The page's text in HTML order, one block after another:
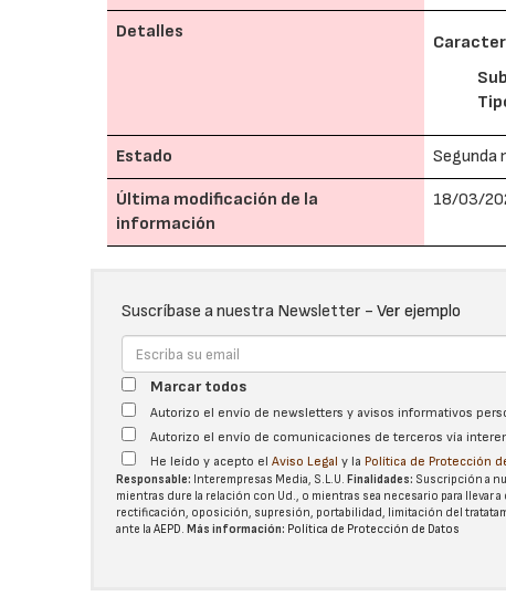
Detalles
Estado Segunda
Última modificación de la
información
18/03/
Suscríbase a nuestra Newsletter -Ver ejemplo
Marcar todos
Autorizo el envío de newsletters y avisos informativos
Autorizo el envío de comunicaciones de terceros vía
He leído y acepto elAviso Legal y la Política de Protección
Responsable: Interempresas Media, S.L.U.Finalidades: Suscripción a
mientras dure la relación con Ud., o mientras sea necesario para llevar
rectificación, oposición, supresión, portabilidad, limitación del
ante laAEPD.Más información: Política de Protección de Datos